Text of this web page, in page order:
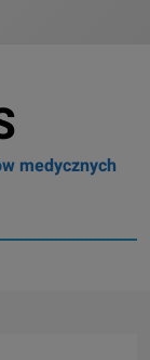
medycznych